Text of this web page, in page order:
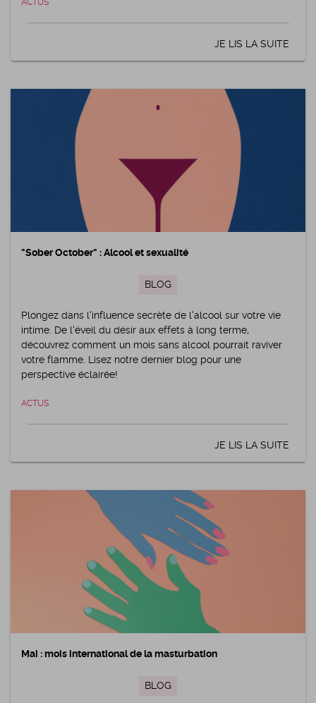
ACTUS
JE LIS LA SUITE
"Sober October" : Alcool et sexualité
BLOG
Plongez dans l'influence secrète de l'alcool sur votre vie
intime. De l'éveil du désir aux effets à long terme,
découvrez comment un mois sans alcool pourrait raviver
votre flamme. Lisez notre dernier blog pour une
perspective éclairée!
ACTUS
JE LIS LA SUITE
Mai : mois international de la masturbation
BLOG